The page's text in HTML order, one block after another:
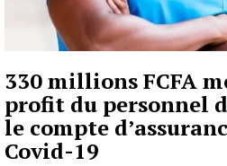
330 millions FCFA
profit du personnel
le compte
Covid-19